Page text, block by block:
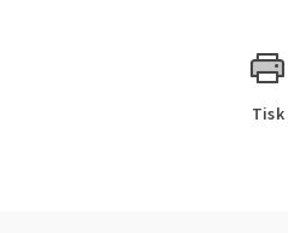
Tisk